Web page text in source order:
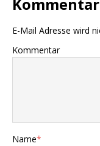
E-Mail Adresse wird
Kommentar
Name*